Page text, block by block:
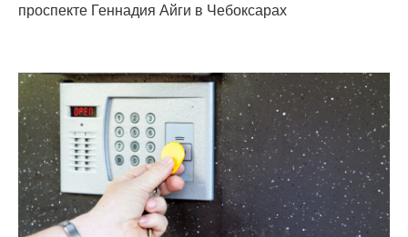
проспекте Геннадия Айги в Чебоксарах